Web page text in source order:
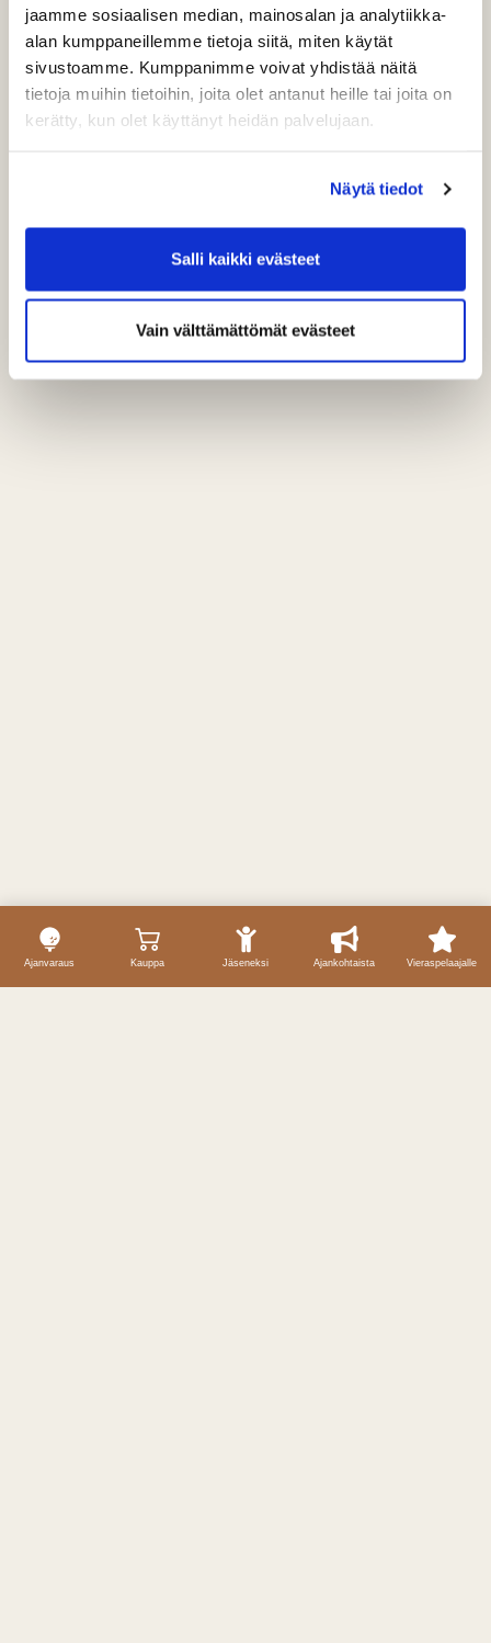
jaamme sosiaalisen median, mainosalan ja analytiikka-
alan kumppaneillemme tietoja siitä, miten käytät
sivustoamme. Kumppanimme voivat yhdistää näitä
tietoja muihin tietoihin, joita olet antanut heille tai joita on
kerätty, kun olet käyttänyt heidän palvelujaan.
Näytä tiedot
Salli kaikki evästeet
Vain välttämättömät evästeet
Ajanvaraus Kauppa Jäseneksi Ajankohtaista Vieraspelaajalle
pääset kirjautumaan jäsennumerolla.
Kun mahdollinen rekisteröityminen on tehty ja pääset
sisäänkirjautumaan, niin sen jälkeen merkataan ne
pelioikeudet (itselle, toiselle tai digitaaliset peliliput).
Näiden ohje on
tässä linkissä.
Etukäteen merkityt pelioikeudet nopeuttavat ja
alussa. Kiitos!